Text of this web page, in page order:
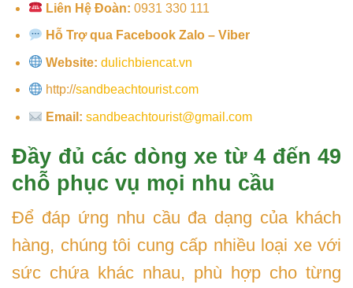
Liên Hệ Đoàn: 0931 330 111
Hỗ Trợ qua Facebook Zalo – Viber
Website: dulichbiencat.vn
http://sandbeachtourist.com
Email: sandbeachtourist@gmail.com
Đầy đủ các dòng xe từ 4 đến 49
chỗ phục vụ mọi nhu cầu
Để đáp ứng nhu cầu đa dạng của khách
hàng, chúng tôi cung cấp nhiều loại xe với
sức chứa khác nhau, phù hợp cho từng